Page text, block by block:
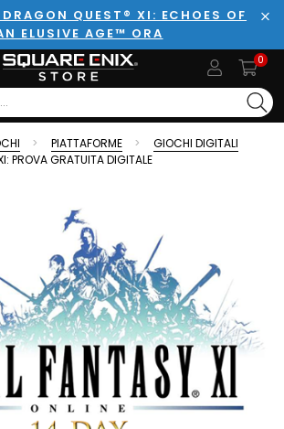
QUEST® XI: ECHOES OF
ELUSIVE AGE™ ORA
0
PIATTAFORME
GIOCHI DIGITALI
PROVA GRATUITA DIGITALE